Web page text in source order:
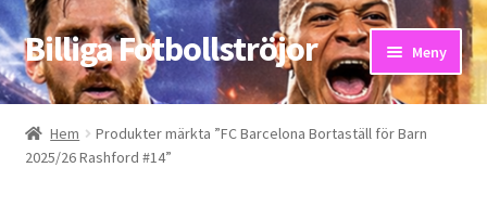
Hoppa
till
navigering
Hoppa
till
innehåll
Billiga Fotbollströjor Meny
Hem
Bloggar
Hem
Produkter märkta ”FC Barcelona Bortaställ för Barn
2025/26 Rashford #14”